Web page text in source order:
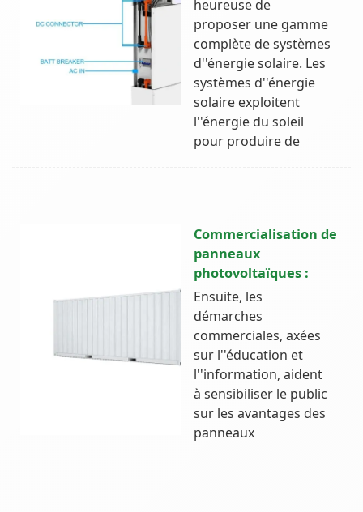
heureuse de
proposer une gamme
complète de systèmes
d''énergie solaire. Les
systèmes d''énergie
solaire exploitent
l''énergie du soleil
pour produire de
Commercialisation de
panneaux
photovoltaïques :
Ensuite, les
démarches
commerciales, axées
sur l''éducation et
l''information, aident
à sensibiliser le public
sur les avantages des
panneaux